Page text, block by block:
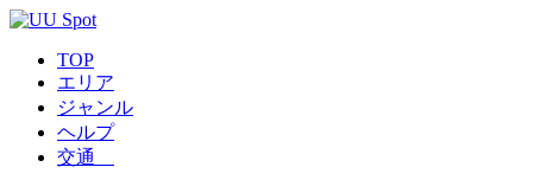
TOP
エリア
ジャンル
ヘルプ
交通